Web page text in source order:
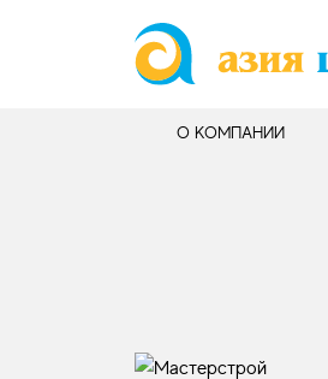
О КОМПАНИИ